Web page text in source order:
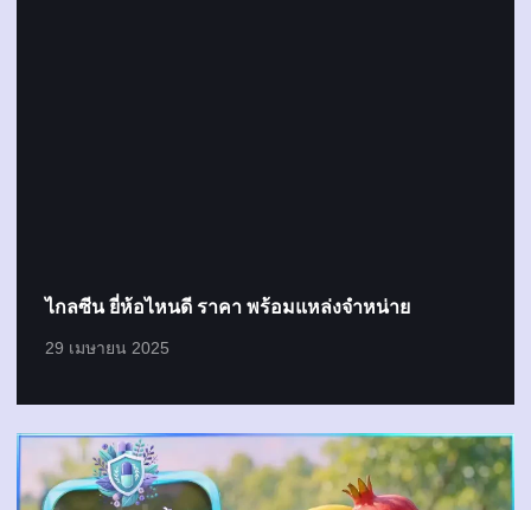
ไกลซีน ยี่ห้อไหนดี ราคา พร้อมแหล่งจำหน่าย
29 เมษายน 2025